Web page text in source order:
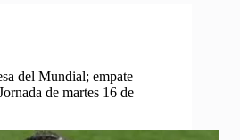
del Mundial; empate
de martes 16 de